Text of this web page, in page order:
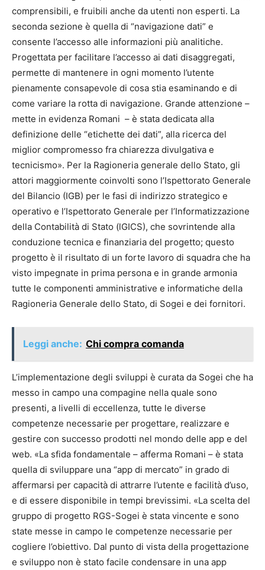
comprensibili, e fruibili anche da utenti non esperti. La
seconda sezione è quella di “navigazione dati” e
consente l’accesso alle informazioni più analitiche.
Progettata per facilitare l’accesso ai dati disaggregati,
permette di mantenere in ogni momento l’utente
pienamente consapevole di cosa stia esaminando e di
come variare la rotta di navigazione. Grande attenzione –
mette in evidenza Romani – è stata dedicata alla
definizione delle “etichette dei dati”, alla ricerca del
miglior compromesso fra chiarezza divulgativa e
tecnicismo». Per la Ragioneria generale dello Stato, gli
attori maggiormente coinvolti sono l’Ispettorato Generale
del Bilancio (IGB) per le fasi di indirizzo strategico e
operativo e l’Ispettorato Generale per l’Informatizzazione
della Contabilità di Stato (lGICS), che sovrintende alla
conduzione tecnica e finanziaria del progetto; questo
progetto è il risultato di un forte lavoro di squadra che ha
visto impegnate in prima persona e in grande armonia
tutte le componenti amministrative e informatiche della
Ragioneria Generale dello Stato, di Sogei e dei fornitori.
Leggi anche: Chi compra comanda
L’implementazione degli sviluppi è curata da Sogei che ha
messo in campo una compagine nella quale sono
presenti, a livelli di eccellenza, tutte le diverse
competenze necessarie per progettare, realizzare e
gestire con successo prodotti nel mondo delle app e del
web. «La sfida fondamentale – afferma Romani – è stata
quella di sviluppare una “app di mercato” in grado di
affermarsi per capacità di attrarre l’utente e facilità d’uso,
e di essere disponibile in tempi brevissimi. «La scelta del
gruppo di progetto RGS-Sogei è stata vincente e sono
state messe in campo le competenze necessarie per
cogliere l’obiettivo. Dal punto di vista della progettazione
e sviluppo non è stato facile condensare in una app